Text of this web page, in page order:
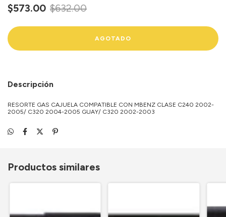
$573.00 $632.00
Descripción
RESORTE GAS CAJUELA COMPATIBLE CON MBENZ CLASE C240 2002-
2005/ C320 2004-2005 GUAY/ C320 2002-2003
Productos similares